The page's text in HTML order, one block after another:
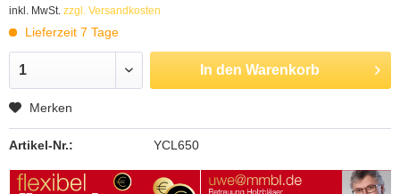
inkl. MwSt. zzgl. Versandkosten
Lieferzeit 7 Tage
In den Warenkorb
Merken
Artikel-Nr.: YCL650